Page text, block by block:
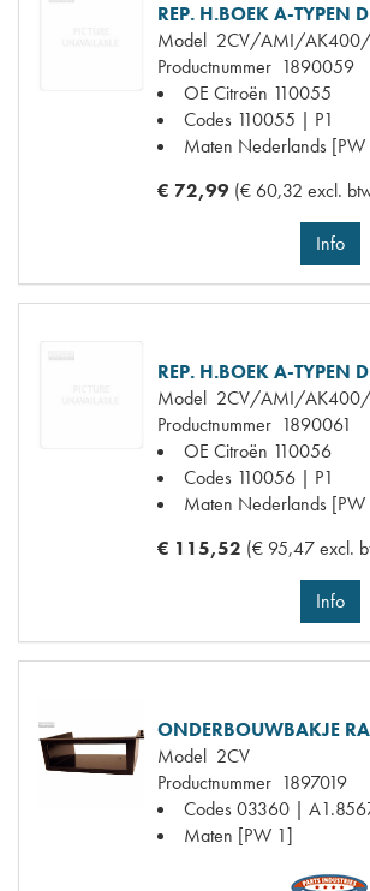
REP. H.BOEK A-TYPEN
Model 2CV/AMI/
Productnummer 1890059
OE Citroën 110055
Codes 110055 | P1
Maten Nederlands
€ 72,99 (€ 60,32 excl.
Info
REP. H.BOEK A-TYPEN
Model 2CV/AMI/
Productnummer 1890061
OE Citroën 110056
Codes 110056 | P1
Maten Nederlands
€ 115,52 (€ 95,47 excl.
Info
ONDERBOUWBAKJE
Model 2CV
Productnummer 1897019
Codes03360 |
Maten [PW 1]